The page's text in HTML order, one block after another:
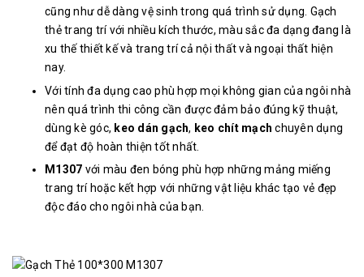
cũng như dễ dàng vệ sinh trong quá trình sử dụng. Gạch
thẻ trang trí với nhiều kích thước, màu sắc đa dạng đang là
xu thế thiết kế và trang trí cả nội thất và ngoại thất hiện
nay.
Với tính đa dụng cao phù hợp mọi không gian của ngôi nhà
nên quá trình thi công cần được đảm bảo đúng kỹ thuật,
dùng kè góc, keo dán gạch, keo chít mạch chuyên dụng
để đạt độ hoàn thiện tốt nhất.
M1307 với màu đen bóng phù hợp những mảng miếng
trang trí hoặc kết hợp với những vật liệu khác tạo vẻ đẹp
độc đáo cho ngôi nhà của bạn.